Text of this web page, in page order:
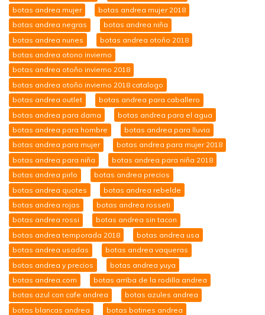
botas andrea mujer
botas andrea mujer 2018
botas andrea negras
botas andrea niña
botas andrea nunes
botas andrea otoño 2018
botas andrea otono invierno
botas andrea otoño invierno 2018
botas andrea otoño invierno 2018 catalogo
botas andrea outlet
botas andrea para caballero
botas andrea para dama
botas andrea para el agua
botas andrea para hombre
botas andrea para lluvia
botas andrea para mujer
botas andrea para mujer 2018
botas andrea para niña
botas andrea para niña 2018
botas andrea pirlo
botas andrea precios
botas andrea quotes
botas andrea rebelde
botas andrea rojas
botas andrea rosseti
botas andrea rossi
botas andrea sin tacon
botas andrea temporada 2018
botas andrea usa
botas andrea usadas
botas andrea vaqueras
botas andrea y precios
botas andrea yuya
botas andrea.com
botas arriba de la rodilla andrea
botas azul con cafe andrea
botas azules andrea
botas blancas andrea
botas botines andrea